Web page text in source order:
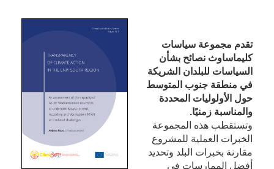
تقدم مجموعة سياسات
كليماساوث نصائح بشأن
السياسات للبلدان الشريكة
في منطقة جنوب المتوسط
حول الأولوليات المحددة
والمناسبة زمنيًا.
وتستقطب هذه المجموعة
الخبرات العملية للمشروع
مقارنة بخبرات البلد وتحديد
أفضل الممارسات في